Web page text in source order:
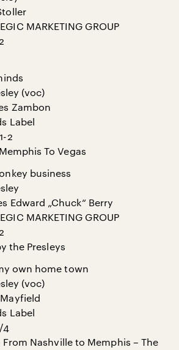
MARKETING GROUP
(voc)
Zambon
Label
2
To Vegas
business
Edward „Chuck“ Berry
MARKETING GROUP
the Presleys
own home town
(voc)
Label
4
Nashville to Memphis – The